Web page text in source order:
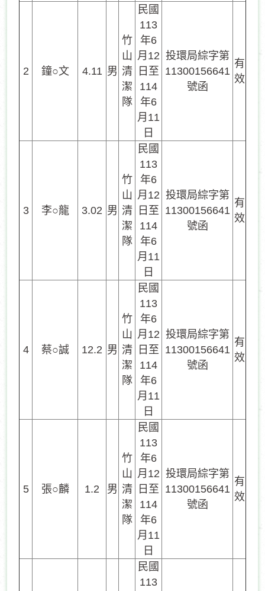
2 鐘○文 4.11 男
竹
山
清
潔
隊
民國
113
年6
月12
日至
114
年6
月11
日
投環局綜字第
11300156641
號函
有
效
3 李○龍 3.02 男
竹
山
清
潔
隊
民國
113
年6
月12
日至
114
年6
月11
日
投環局綜字第
11300156641
號函
有
效
4 蔡○誠 12.2 男
竹
山
清
潔
隊
民國
113
年6
月12
日至
114
年6
月11
日
投環局綜字第
11300156641
號函
有
效
5 張○麟 1.2 男
竹
山
清
潔
隊
民國
113
年6
月12
日至
114
年6
月11
日
投環局綜字第
11300156641
號函
有
效
民國
113